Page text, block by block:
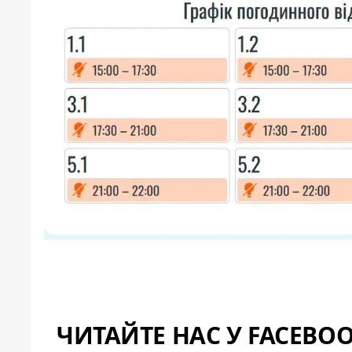
ЧИТАЙТЕ НАС У